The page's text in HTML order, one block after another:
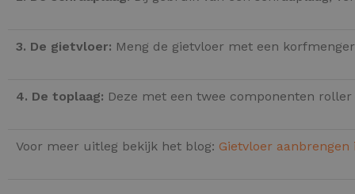
3. De gietvloer: Meng de gietvloer met een
4. De toplaag: Deze met een twee componenten
Voor meer uitleg bekijk het blog: Gietvloer aanbrengen